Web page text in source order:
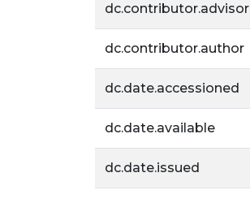
dc.contributor.advisor
dc.contributor.author
dc.date.accessioned
dc.date.available
dc.date.issued